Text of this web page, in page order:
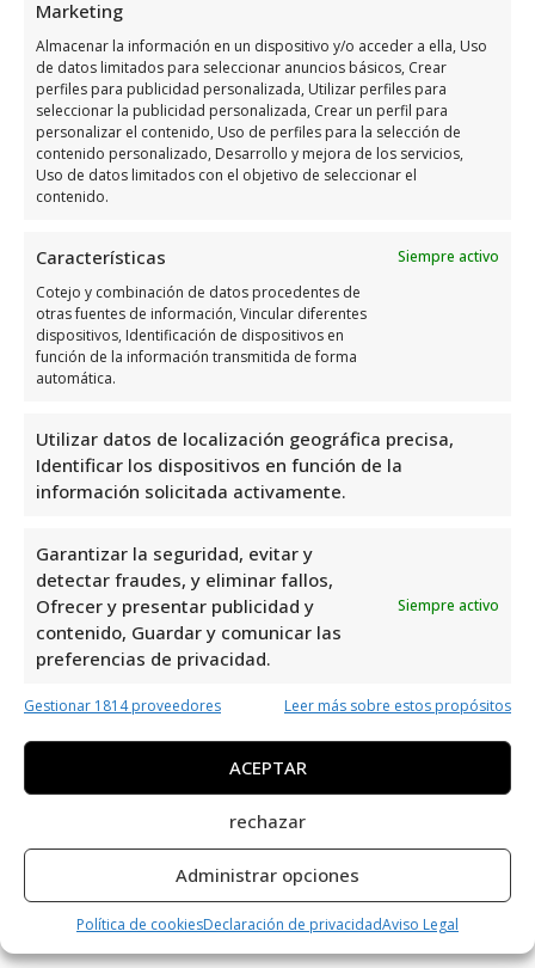
Marketing
Almacenar la información en un dispositivo y/o acceder a ella, Uso
de datos limitados para seleccionar anuncios básicos, Crear
perfiles para publicidad personalizada, Utilizar perfiles para
seleccionar la publicidad personalizada, Crear un perfil para
personalizar el contenido, Uso de perfiles para la selección de
contenido personalizado, Desarrollo y mejora de los servicios,
Uso de datos limitados con el objetivo de seleccionar el
contenido.
Características
Siempre activo
Cotejo y combinación de datos procedentes de
otras fuentes de información, Vincular diferentes
dispositivos, Identificación de dispositivos en
función de la información transmitida de forma
automática.
Utilizar datos de localización geográfica precisa,
Identificar los dispositivos en función de la
información solicitada activamente.
Garantizar la seguridad, evitar y
detectar fraudes, y eliminar fallos,
Ofrecer y presentar publicidad y
contenido, Guardar y comunicar las
preferencias de privacidad.
Siempre activo
Gestionar 1814 proveedores Leer más sobre estos propósitos
ACEPTAR
rechazar
Administrar opciones
Política de cookiesDeclaración de privacidadAviso Legal
Días Horario
Lunes
8:00 a 14:00 – 16:00
a 20:00
Martes
8:00 a 14:00 – 16:00
Miércoles
8:00 a 14:00 – 16:00
a 20:00
Jueves
8:00 a 14:00 – 16:00
a 20:00
Sábado
Cerrado
Domingo
Cerrado
Opiniones y información
adicional sobre Nacex
Nacexen C/ Medico Temístocles Almagro,
24, 03300 Orihuela, Alicante, España, es una
2,4basada en
reseñas. A pesar de su calificación, Nacex
ofrece servicios de calidad y eficiencia en el
área de envíos y entregas, brindando
soluciones logísticas a sus clientes en la
zona de Orihuela Costa.